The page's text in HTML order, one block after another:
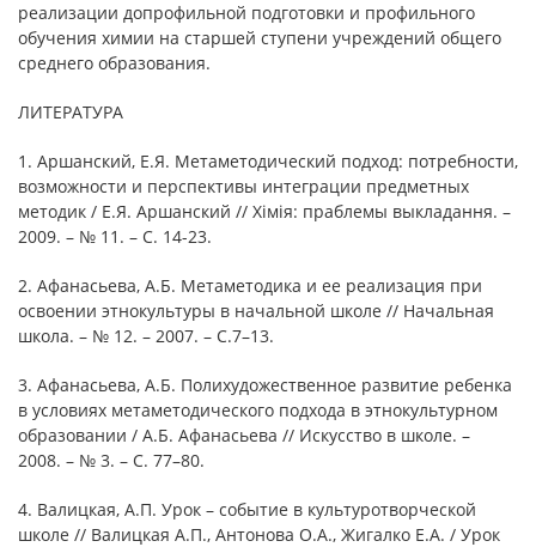
реализации допрофильной подготовки и профильного
обучения химии на старшей ступени учреждений общего
среднего образования.
ЛИТЕРАТУРА
1. Аршанский, Е.Я. Метаметодический подход: потребности,
возможности и перспективы интеграции предметных
методик / Е.Я. Аршанский // Хімія: праблемы выкладання. –
2009. – № 11. – С. 14-23.
2. Афанасьева, А.Б. Метаметодика и ее реализация при
освоении этнокультуры в начальной школе // Начальная
школа. – № 12. – 2007. – С.7–13.
3. Афанасьева, А.Б. Полихудожественное развитие ребенка
в условиях метаметодического подхода в этнокультурном
образовании / А.Б. Афанасьева // Искусство в школе. –
2008. – № 3. – С. 77–80.
4. Валицкая, А.П. Урок – событие в культуротворческой
школе // Валицкая А.П., Антонова О.А., Жигалко Е.А. / Урок